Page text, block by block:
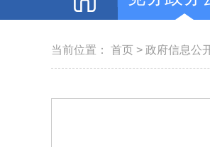
当前位置： 首页 > 政府信息公